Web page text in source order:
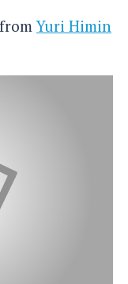
fromYuri Himin